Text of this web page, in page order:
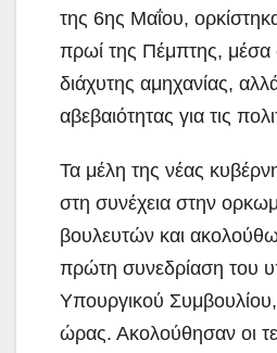
της 6ης Μαΐου,
πρωί της Πέμπτης, μέσα
διάχυτης αμηχανίας,
αβεβαιότητας για τις
Τα μέλη της νέας
στη συνέχεια στην
βουλευτών και
πρώτη συνεδρίαση του
Υπουργικού Συμβουλίου,
ώρας. Ακολούθησαν οι